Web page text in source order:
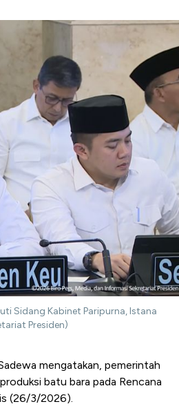
Sidang Kabinet Paripurna, Istana
Presiden)
mengatakan, pemerintah
batu bara pada Rencana
(26/3/2026).